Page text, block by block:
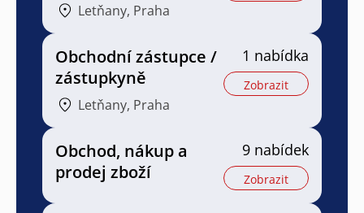
Letňany, Praha
Obchodní zástupce /
zástupkyně
Letňany, Praha
1 nabídka
Zobrazit
Obchod, nákup a
prodej zboží
9 nabídek
Zobrazit